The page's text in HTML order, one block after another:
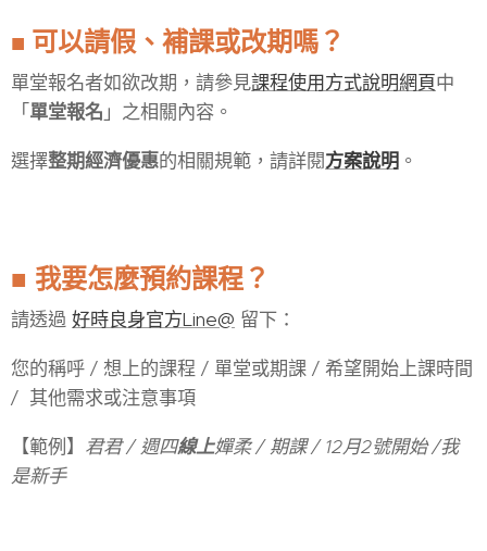
■ 可以請假、補課或改期嗎？
單堂報名者如欲改期，請參見課程使用方式說明網頁中
「單堂報名 」之相關內容。
選擇整期經濟優惠的相關規範，請詳閱方案說明 。
■ 我要怎麼預約課程？
請透過 好時良身官方Line@ 留下：
您的稱呼 / 想上的課程 / 單堂或期課 / 希望開始上課時間
/ 其他需求或注意事項
【範例】 君君 / 週四線上嬋柔 / 期課 / 12月2號開始 /我
是新手